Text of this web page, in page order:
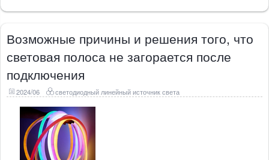
Возможные причины и решения того, что
световая полоса не загорается после
подключения
2024/06 светодиодный линейный источник света